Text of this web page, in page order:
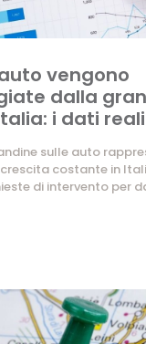
vengono
dalla
i dati reali
sulle auto
costante in
di intervento per